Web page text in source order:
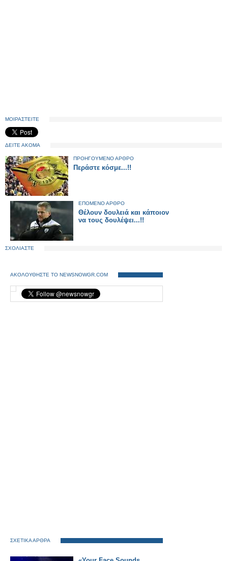
ΜΟΙΡΑΣΤΕΙΤΕ
ΔΕΙΤΕ ΑΚΟΜΑ
ΠΡΟΗΓΟΥΜΕΝΟ ΑΡΘΡΟ
Περάστε κόσμε...!!
ΕΠΟΜΕΝΟ ΑΡΘΡΟ
Θέλουν δουλειά και κάποιον
να τους δουλέψει...!!
ΣΧΟΛΙΑΣΤΕ
ΑΚΟΛΟΥΘΗΣΤΕ ΤΟ NEWSNOWGR.COM
ΣΧΕΤΙΚΑ ΑΡΘΡΑ